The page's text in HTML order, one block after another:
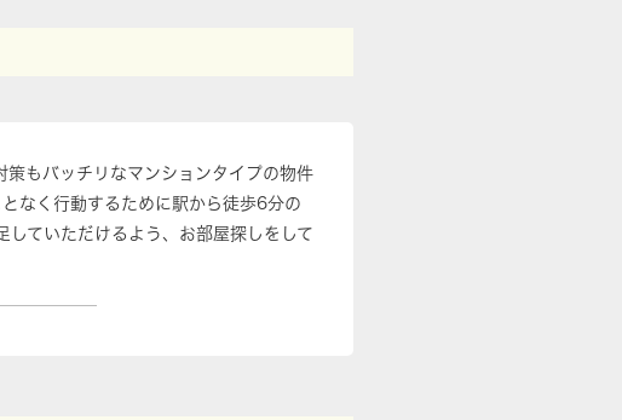
もバッチリなマンションタイプの物件
なく行動するために駅から徒歩6分の
ていただけるよう、お部屋探しをして